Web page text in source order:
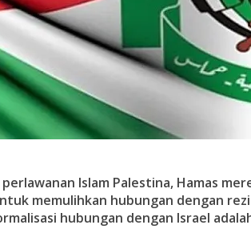
Islam Palestina, Hamas
memulihkan hubungan dengan
hubungan dengan Israel